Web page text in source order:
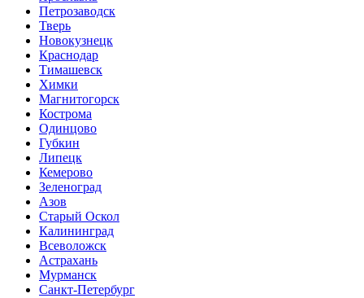
Петрозаводск
Тверь
Новокузнецк
Краснодар
Тимашевск
Химки
Магнитогорск
Кострома
Одинцово
Губкин
Липецк
Кемерово
Зеленоград
Азов
Старый Оскол
Калининград
Всеволожск
Астрахань
Мурманск
Санкт-Петербург